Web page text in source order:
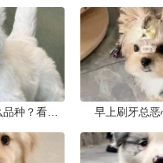
早上刷牙总恶